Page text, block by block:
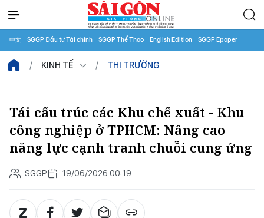
中文 SGGP Đầu tư Tài chính SGGP Thể Thao English Edition SGGP Epaper
KINH TẾ THỊ TRƯỜNG
Tái cấu trúc các Khu chế xuất - Khu
công nghiệp ở TPHCM: Nâng cao
năng lực cạnh tranh chuỗi cung ứng
SGGP 19/06/2026 00:19